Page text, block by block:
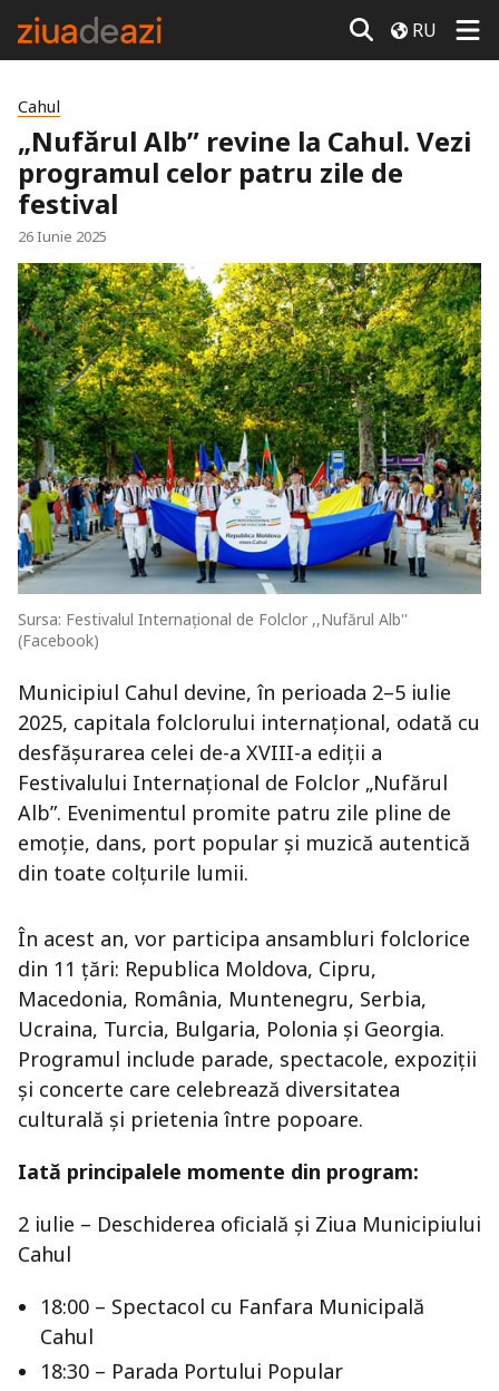
RU
Cahul
„Nufărul Alb” revine la Cahul. Vezi
programul celor patru zile de
festival
26 Iunie 2025
Sursa: Festivalul Internațional de Folclor ,,Nufărul Alb''
(Facebook)
Municipiul Cahul devine, în perioada 2–5 iulie
2025, capitala folclorului internațional, odată cu
desfășurarea celei de-a XVIII-a ediții a
Festivalului Internațional de Folclor „Nufărul
Alb”. Evenimentul promite patru zile pline de
emoție, dans, port popular și muzică autentică
din toate colțurile lumii.
În acest an, vor participa ansambluri folclorice
din 11 țări: Republica Moldova, Cipru,
Macedonia, România, Muntenegru, Serbia,
Ucraina, Turcia, Bulgaria, Polonia și Georgia.
Programul include parade, spectacole, expoziții
și concerte care celebrează diversitatea
culturală și prietenia între popoare.
Iată principalele momente din program:
2 iulie – Deschiderea oficială și Ziua Municipiului
Cahul
18:00 – Spectacol cu Fanfara Municipală
Cahul
18:30 – Parada Portului Popular